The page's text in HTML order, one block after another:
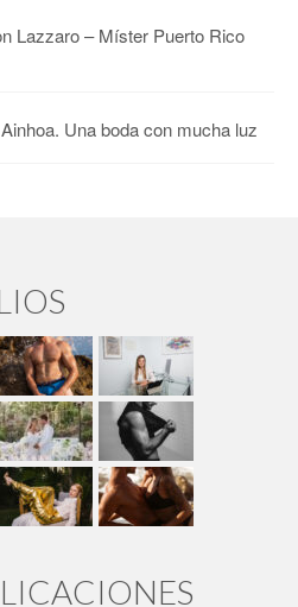
Lazzaro – Míster Puerto Rico
Una boda con mucha luz